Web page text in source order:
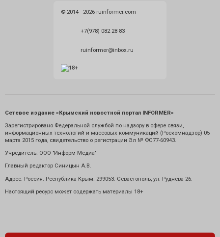
© 2014 - 2026 ruinformer.com
+7(978) 082 28 83
ruinformer@inbox.ru
Сетевое издание «Крымский новостной портал INFORMER»
Зарегистрировано Федеральной службой по надзору в сфере связи,
информационных технологий и массовых коммуникаций (Роскомнадзор) 05
марта 2015 года, свидетельство о регистрации Эл № ФС77-60943.
Учредитель: ООО "Информ Медиа"
Главный редактор Синицын А.В.
Адрес: Россия. Республика Крым. 299053. Севастополь, ул. Руднева 26.
Настоящий ресурс может содержать материалы 18+